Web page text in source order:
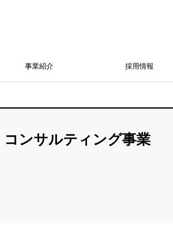
事業紹介 採用情報
コンサルティング事業